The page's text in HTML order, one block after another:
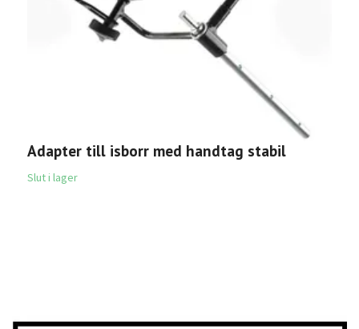
Adapter till isborr med handtag stabil
Slut i lager